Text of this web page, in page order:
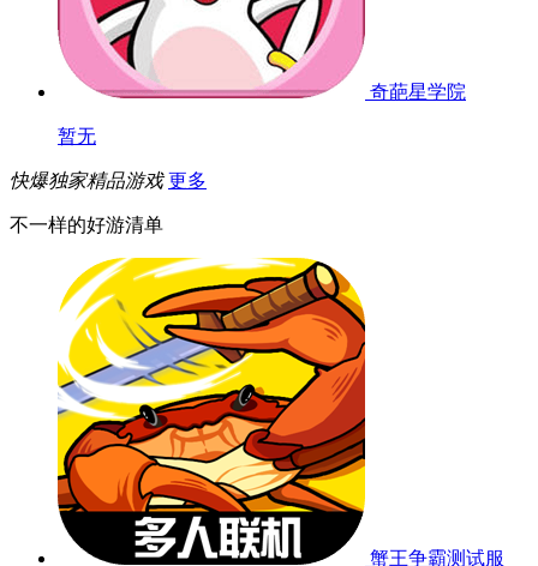
奇葩星学院
暂无
快爆独家精品游戏 更多
不一样的好游清单
蟹王争霸测试服